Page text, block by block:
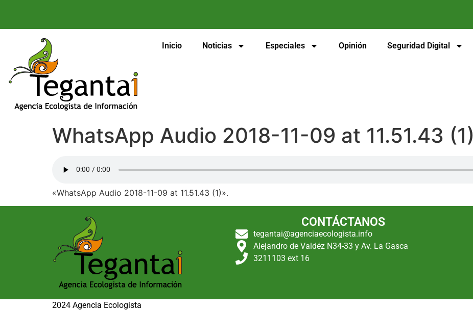
Inicio Noticias Especiales Opinión Seguridad Digital
WhatsApp Audio 2018-11-09 at 11.51.43 (1)
«WhatsApp Audio 2018-11-09 at 11.51.43 (1)».
CONTÁCTANOS
tegantai@agenciaecologista.info
Alejandro de Valdéz N34-33 y Av. La Gasca
3211103 ext 16
2024 Agencia Ecologista